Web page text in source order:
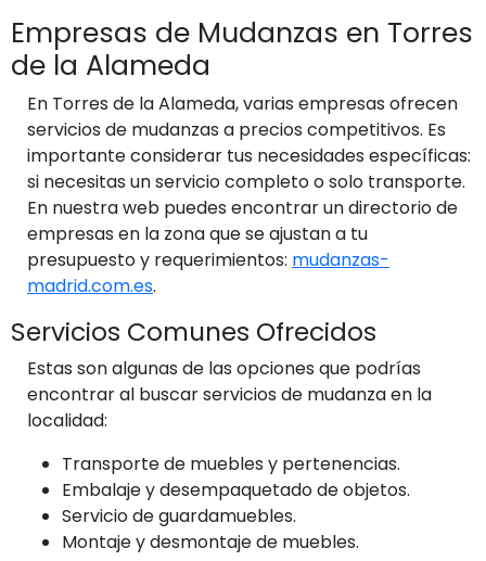
Empresas de Mudanzas en Torres
de la Alameda
En Torres de la Alameda, varias empresas ofrecen
servicios de mudanzas a precios competitivos. Es
importante considerar tus necesidades específicas:
si necesitas un servicio completo o solo transporte.
En nuestra web puedes encontrar un directorio de
empresas en la zona que se ajustan a tu
presupuesto y requerimientos: mudanzas-
madrid.com.es.
Servicios Comunes Ofrecidos
Estas son algunas de las opciones que podrías
encontrar al buscar servicios de mudanza en la
localidad:
Transporte de muebles y pertenencias.
Embalaje y desempaquetado de objetos.
Servicio de guardamuebles.
Montaje y desmontaje de muebles.